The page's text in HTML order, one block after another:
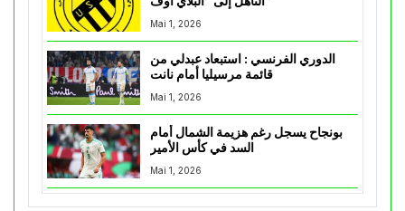
Mai 1, 2026
الدوري الفرنسي : استبعاد عبدلي من
قائمة مرسيليا أمام نانت
Mai 1, 2026
بونجاح يسجل رغم هزيمة الشمال أمام
السد في كأس الأمير
Mai 1, 2026